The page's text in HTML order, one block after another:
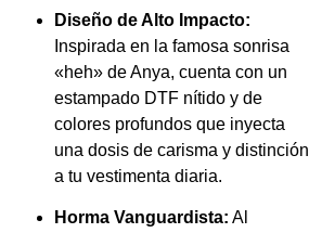
Diseño de Alto Impacto:
Inspirada en la famosa sonrisa
«heh» de Anya, cuenta con un
estampado DTF nítido y de
colores profundos que inyecta
una dosis de carisma y distinción
a tu vestimenta diaria.
Horma Vanguardista: Al